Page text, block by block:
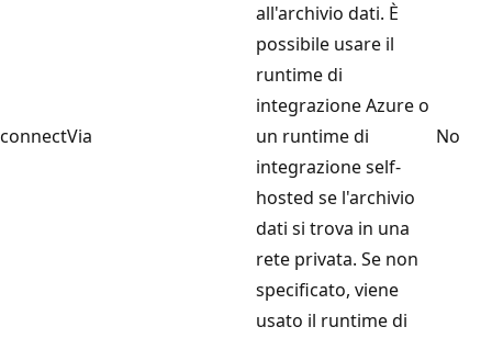
connectVia
all'archivio dati. È
possibile usare il
runtime di
integrazione Azure o
un runtime di
integrazione self-
hosted se l'archivio
dati si trova in una
rete privata. Se non
specificato, viene
usato il runtime di
No